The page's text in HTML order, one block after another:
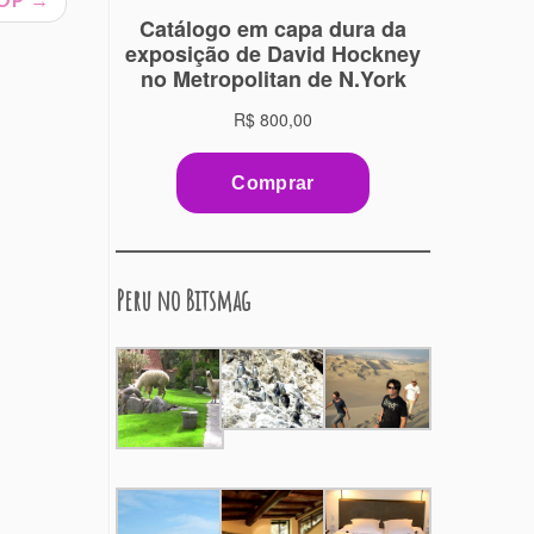
Peru no Bitsmag